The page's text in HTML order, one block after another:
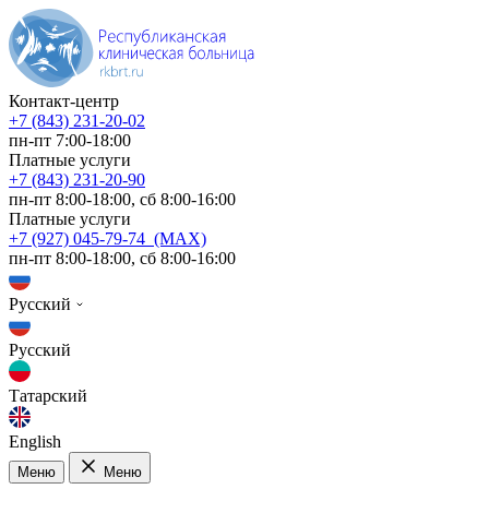
Контакт-центр
+7 (843) 231-20-02
пн-пт 7:00-18:00
Платные услуги
+7 (843) 231-20-90
пн-пт 8:00-18:00, сб 8:00-16:00
Платные услуги
+7 (927) 045-79-74 (MAX)
пн-пт 8:00-18:00, сб 8:00-16:00
Русский
Русский
Татарский
English
Меню Меню